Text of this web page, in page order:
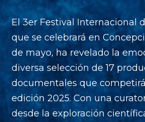
El 3er Festival Internacional
que se celebrará en
de mayo, ha revelado la
diversa selección de 17
documentales que
edición 2025. Con una
desde la exploración